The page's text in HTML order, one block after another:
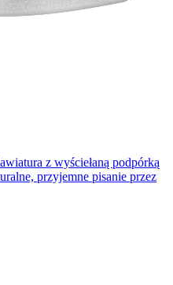
z wyściełaną podpórką
przyjemne pisanie przez